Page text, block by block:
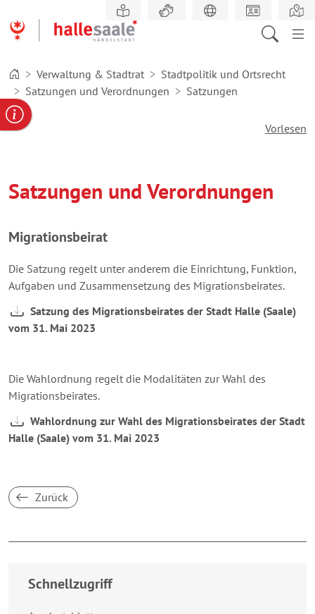
Hauptinhalt
springen
Behördennummer
Verwaltung & Stadtrat
Stadtpolitik und Ortsrecht
Satzungen und Verordnungen
Satzungen
Vorlesen
Satzungen und Verordnungen
Migrationsbeirat
Die Satzung regelt unter anderem die Einrichtung, Funktion,
Aufgaben und Zusammensetzung des Migrationsbeirates.
Satzung des Migrationsbeirates der Stadt Halle (Saale)
vom 31. Mai 2023
Die Wahlordnung regelt die Modalitäten zur Wahl des
Migrationsbeirates.
Wahlordnung zur Wahl des Migrationsbeirates der Stadt
Halle (Saale) vom 31. Mai 2023
Zurück
Schnellzugriff